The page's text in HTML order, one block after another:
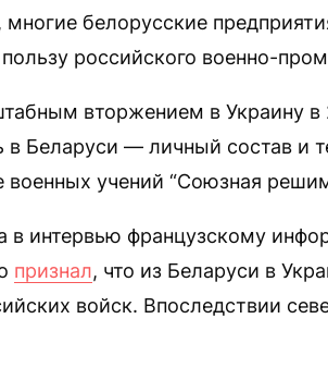
многие белорусские
российского военно-
вторжением в Украину в
в Беларуси — личный состав и
военных учений “Союзная
в интервью французскому
признал, что из Беларуси в
войск. Впоследствии